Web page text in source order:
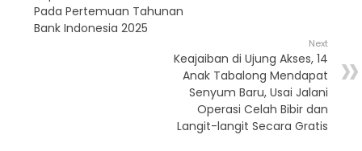
Pada Pertemuan Tahunan
Bank Indonesia 2025
Next
Keajaiban di Ujung Akses, 14
Anak Tabalong Mendapat
Senyum Baru, Usai Jalani
Operasi Celah Bibir dan
Langit-langit Secara Gratis